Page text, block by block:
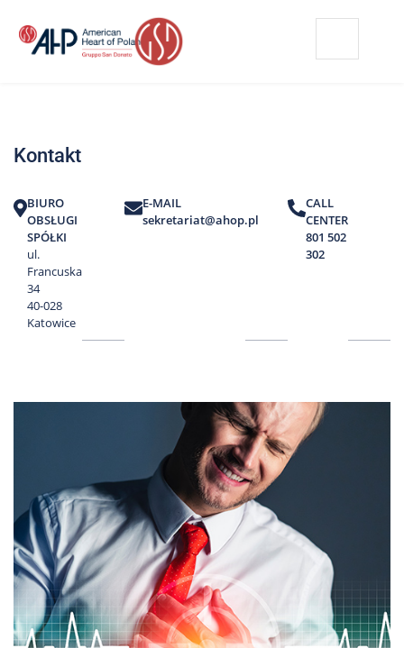
treści
Strefa
Edukacja
Pacjenta
O
nas
Marki
Nas
Kontakt
801
502
302
Kontakt
BIURO
OBSŁUGI
SPÓŁKI
ul.
Francuska
34
40-028
Katowice
E-MAIL
sekretariat@ahop.pl
CALL
CENTER
801 502
302